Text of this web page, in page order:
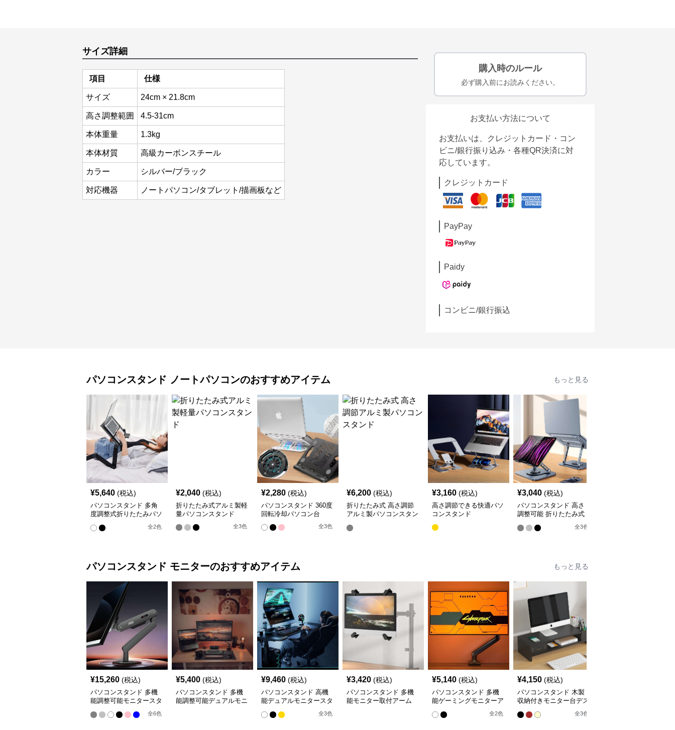
サイズ詳細
項目 仕様
サイズ 24cm × 21.8cm
高さ調整範囲 4.5-31cm
本体重量 1.3kg
本体材質 高級カーボンスチール
カラー シルバー/ブラック
対応機器 ノートパソコン/タブレット/描画板など
購入時のルール
必ず購入前にお読みください。
お支払い方法について
お支払いは、クレジットカード・コン
ビニ/銀行振り込み・各種QR決済に対
応しています。
クレジットカード
PayPay
Paidy
コンビニ/銀行振込
パソコンスタンド ノートパソコンのおすすめアイテム もっと見る
¥5,640 (税込)
パソコンスタンド 多角
度調整式折りたたみパソ
全2色
¥2,040 (税込)
折りたたみ式アルミ製軽
量パソコンスタンド
全3色
¥2,280 (税込)
パソコンスタンド 360度
回転冷却パソコン台
全3色
¥6,200 (税込)
折りたたみ式 高さ調節
アルミ製パソコンスタン
¥3,160 (税込)
高さ調節できる快適パソ
コンスタンド
¥3,040 (税込)
パソコンスタンド 高さ
調整可能 折りたたみ式
全3色
パソコンスタンド モニターのおすすめアイテム もっと見る
¥15,260 (税込)
パソコンスタンド 多機
能調整可能モニタースタ
全6色
¥5,400 (税込)
パソコンスタンド 多機
能調整可能デュアルモニ
¥9,460 (税込)
パソコンスタンド 高機
能デュアルモニタースタ
全3色
¥3,420 (税込)
パソコンスタンド 多機
能モニター取付アーム
¥5,140 (税込)
パソコンスタンド 多機
能ゲーミングモニターア
全2色
¥4,150 (税込)
パソコンスタンド 木製
収納付きモニター台デス
全3色